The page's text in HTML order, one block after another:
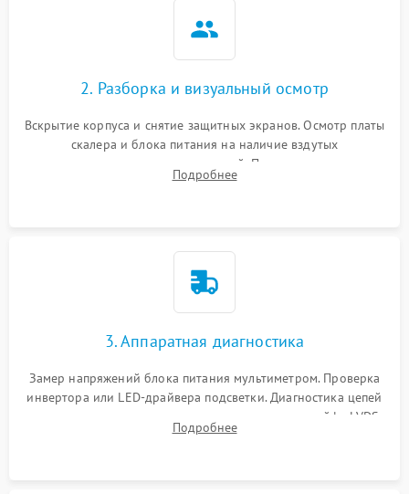
2. Разборка и визуальный осмотр
Вскрытие корпуса и снятие защитных экранов. Осмотр платы
скалера и блока питания на наличие вздутых
конденсаторов, прогаров, окислений. Проверка надежности
контактов и целостности шлейфов матрицы.
Подробнее
3. Аппаратная диагностика
Замер напряжений блока питания мультиметром. Проверка
инвертора или LED-драйвера подсветки. Диагностика цепей
питания скалера и тестирование сигналов на шлейфе LVDS
Подробнее